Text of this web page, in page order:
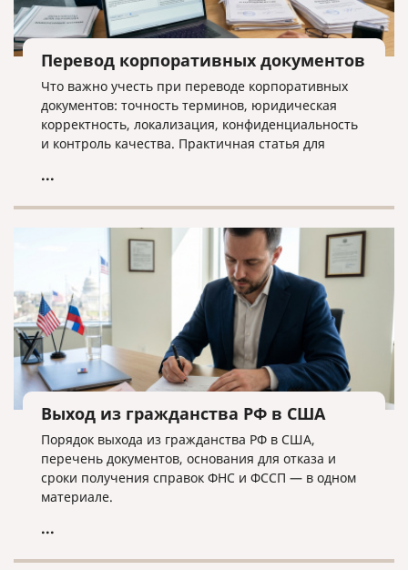
Перевод корпоративных документов
Что важно учесть при переводе корпоративных
документов: точность терминов, юридическая
корректность, локализация, конфиденциальность
и контроль качества. Практичная статья для
...
Выход из гражданства РФ в США
Порядок выхода из гражданства РФ в США,
перечень документов, основания для отказа и
сроки получения справок ФНС и ФССП — в одном
материале.
...